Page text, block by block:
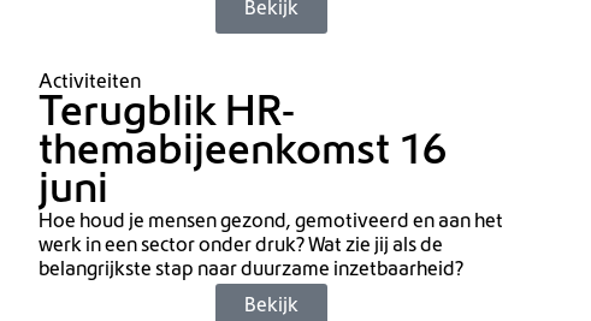
Bekijk
Activiteiten
Terugblik HR-
themabijeenkomst 16
juni
Hoe houd je mensen gezond, gemotiveerd en aan het
werk in een sector onder druk? Wat zie jij als de
belangrijkste stap naar duurzame inzetbaarheid?
Bekijk